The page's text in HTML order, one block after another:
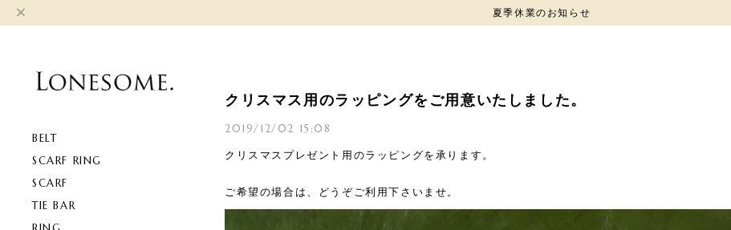
夏季休業のお知らせ
BELT
SCARF RING
SCARF
TIE BAR
クリスマス用のラッピングをご用意いたしました。
2019/12/02 15:08
クリスマスプレゼント用のラッピングを承ります。
ご希望の場合は、どうぞご利用下さいませ。